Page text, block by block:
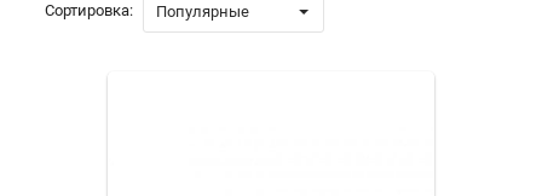
Сортировка: Популярные